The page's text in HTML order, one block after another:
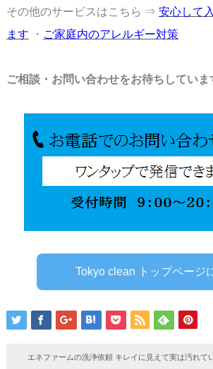
その他のサービスはこちら ⇒ 安心して
ます ・ ご家庭内のアレルギー対策
ご相談・お問い合わせをお待ちしていま
Tokyo clean トップページ
エネファームの洗浄依頼 キレイに見えて実は汚れて